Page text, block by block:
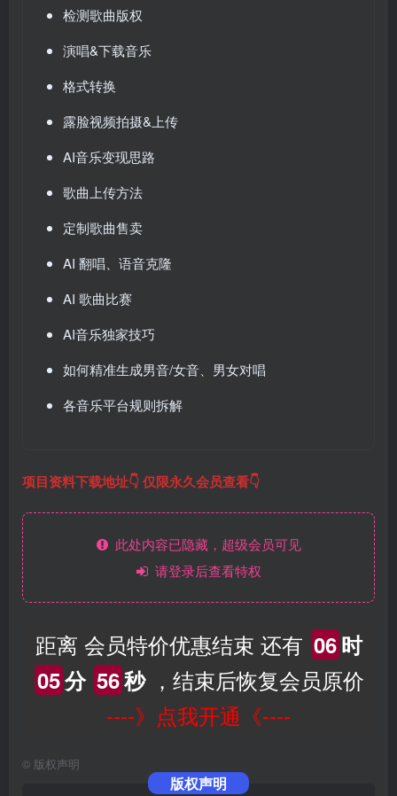
检测歌曲版权
演唱&下载音乐
格式转换
露脸视频拍摄&上传
AI音乐变现思路
歌曲上传方法
定制歌曲售卖
AI 翻唱、语音克隆
AI 歌曲比赛
AI音乐独家技巧
如何精准生成男音/女音、男女对唱
各音乐平台规则拆解
项目资料下载地址👇 仅限永久会员查看👇
此处内容已隐藏，超级会员可见
请登录后查看特权
距离 会员特价优惠结束 还有 06时
05分 55秒，结束后恢复会员原价
----》点我开通《----
© 版权声明
版权声明